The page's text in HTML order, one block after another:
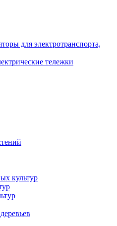
для электротранспорта,
тележки
культур